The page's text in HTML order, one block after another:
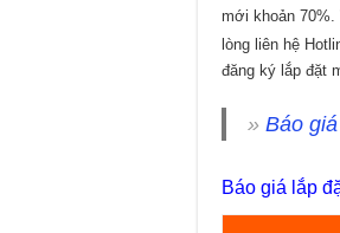
mới khoản 70%.
lòng liên hệ
đăng ký lắp đặt
» Báo
Báo giá lắp